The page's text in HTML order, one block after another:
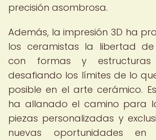
precisión asombrosa.
Además, la impresión 3D ha
los ceramistas la libertad de
con formas y estructuras
desafiando los límites de lo
posible en el arte cerámico.
ha allanado el camino para
piezas personalizadas y
nuevas oportunidades